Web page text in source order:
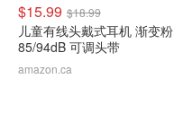
$15.99 $18.99
儿童有线头戴式耳机 渐变粉
85/94dB 可调头带
amazon.ca